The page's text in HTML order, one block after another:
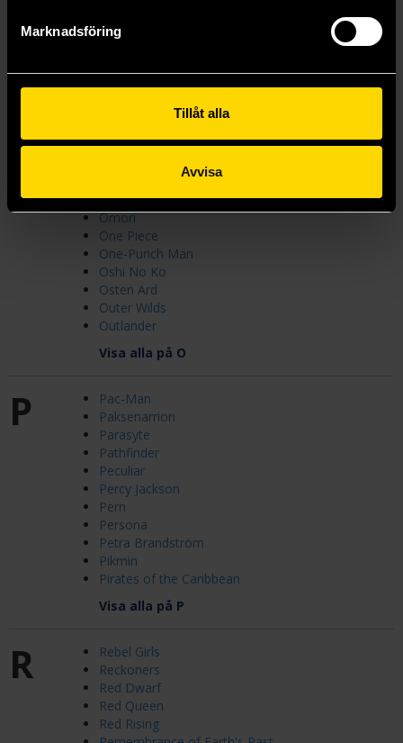
Marknadsföring
Tillåt alla
Avvisa
Neon Lords of the Toxic Wasteland
O
Oh My Pop!
Old Man's War
Old-School Essentials
Omori
One Piece
One-Punch Man
Oshi No Ko
Osten Ard
Outer Wilds
Outlander
Visa alla på O
P
Pac-Man
Paksenarrion
Parasyte
Pathfinder
Peculiar
Percy Jackson
Pern
Persona
Petra Brandström
Pikmin
Pirates of the Caribbean
Visa alla på P
R
Rebel Girls
Reckoners
Red Dwarf
Red Queen
Red Rising